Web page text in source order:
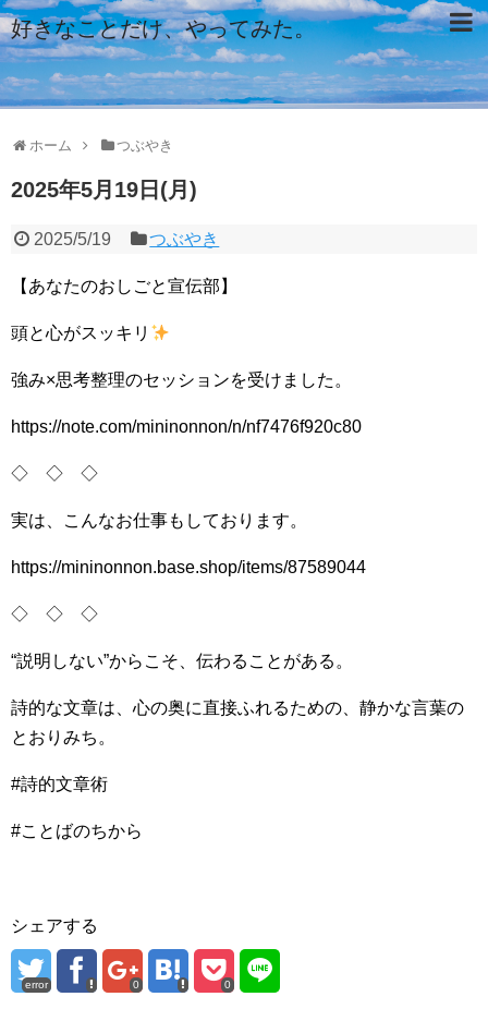
好きなことだけ、やってみた。
ホーム つぶやき
2025年5月19日(月)
2025/5/19 つぶやき
【あなたのおしごと宣伝部】
頭と心がスッキリ
強み×思考整理のセッションを受けました。
https://note.com/mininonnon/n/nf7476f920c80
◇ ◇ ◇
実は、こんなお仕事もしております。
https://mininonnon.base.shop/items/87589044
◇ ◇ ◇
“説明しない”からこそ、伝わることがある。
詩的な文章は、心の奥に直接ふれるための、静かな言葉の
とおりみち。
#詩的文章術
#ことばのちから
シェアする
error 0 0